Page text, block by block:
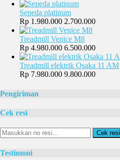
Sepeda platinum
Rp 1.980.000 2.700.000
Treadmill Venice M8
Rp 4.980.000 6.500.000
Treadmill elektrik Osaka 11 AM
Rp 7.980.000 9.800.000
Pengiriman
Cek resi
Cek resi
Testimoni